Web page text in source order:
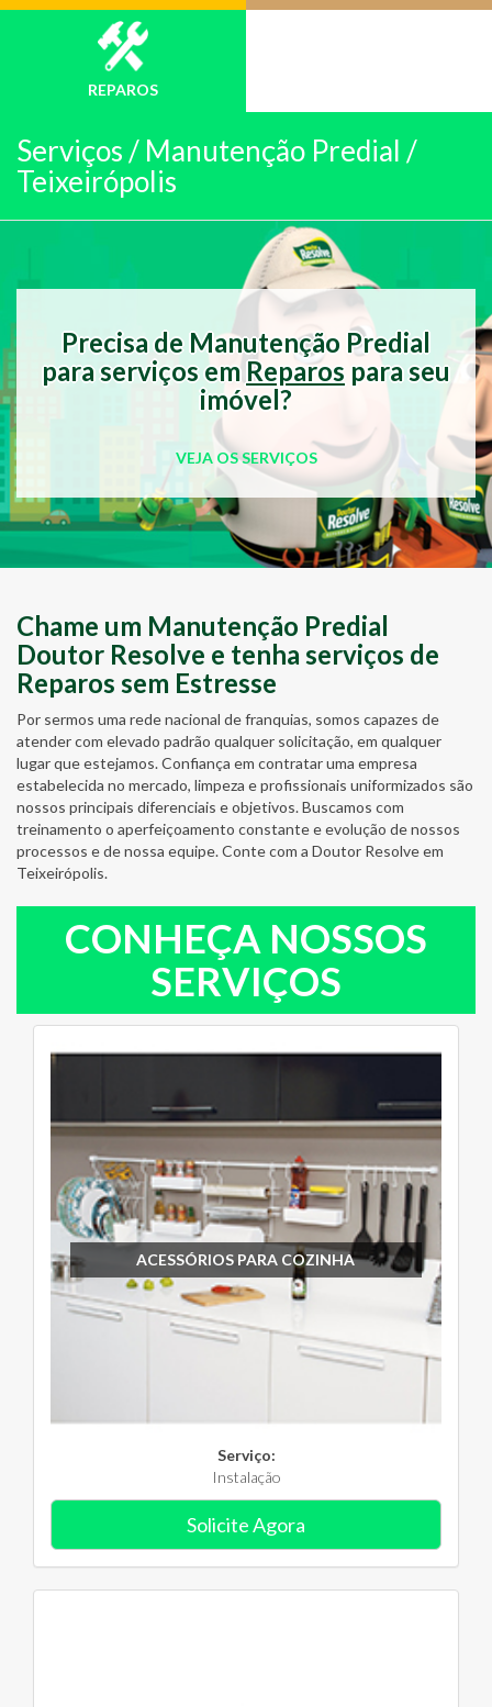
REPAROS
Serviços / Manutenção Predial /
Teixeirópolis
Precisa de Manutenção Predial
para serviços emReparos para seu
imóvel?
VEJA OS SERVIÇOS
Chame um Manutenção Predial
Doutor Resolve e tenha serviços de
Reparos sem Estresse
Por sermos uma rede nacional de franquias, somos capazes de
atender com elevado padrão qualquer solicitação, em qualquer
lugar que estejamos. Confiança em contratar uma empresa
estabelecida no mercado, limpeza e profissionais uniformizados são
nossos principais diferenciais e objetivos. Buscamos com
treinamento o aperfeiçoamento constante e evolução de nossos
processos e de nossa equipe. Conte com a Doutor Resolve em
Teixeirópolis.
CONHEÇA NOSSOS
SERVIÇOS
ACESSÓRIOS PARA COZINHA
Serviço:
Instalação
Solicite Agora